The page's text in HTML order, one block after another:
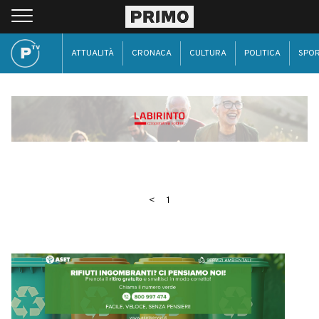
ATTUALITÀ CRONACA CULTURA POLITICA
< 1